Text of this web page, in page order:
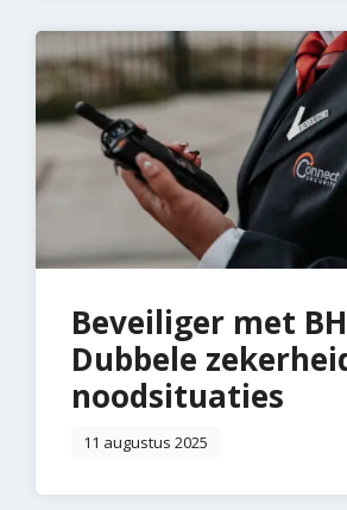
Beveiliger met
Dubbele
noodsituaties
11 augustus 2025